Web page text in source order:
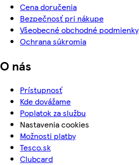
Cena doručenia
Bezpečnosť pri nákupe
Všeobecné obchodné podmienky
Ochrana súkromia
O nás
Prístupnosť
Kde dovážame
Poplatok za službu
Nastavenia cookies
Možnosti platby
Tesco.sk
Clubcard